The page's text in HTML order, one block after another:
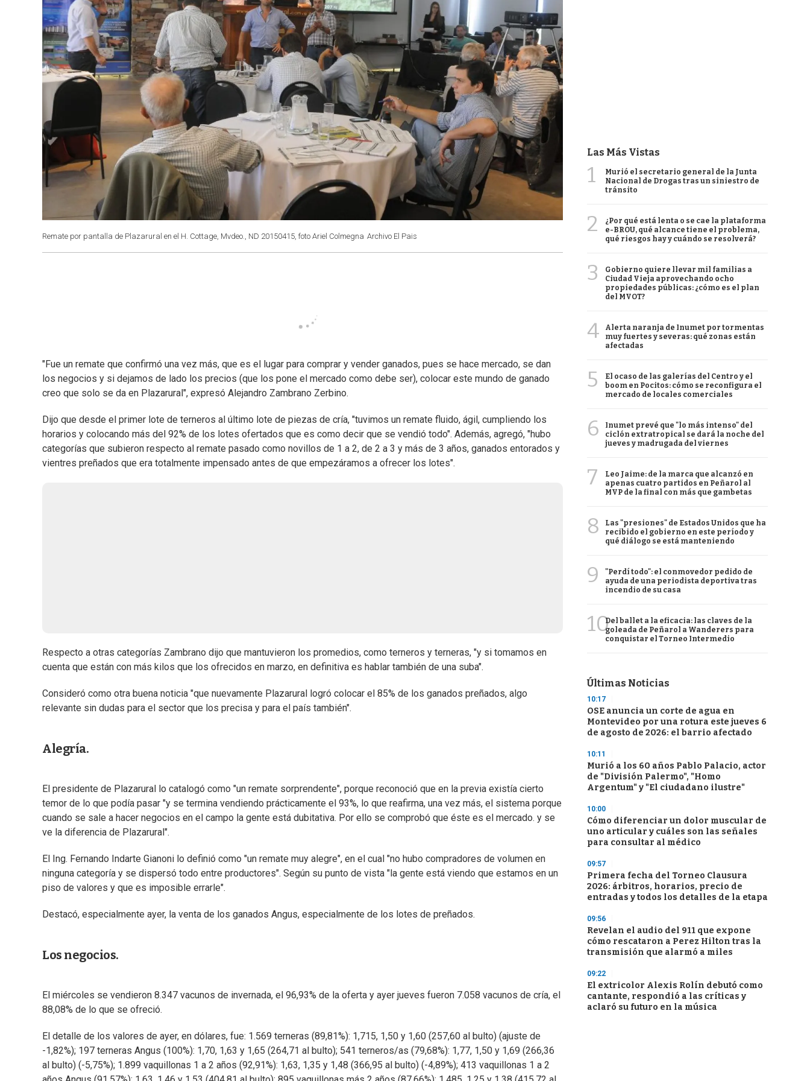
Remate por pantalla de Plazarural en el H. Cottage, Mvdeo., ND 20150415, foto Ariel Colmegna Archivo El Pais
"Fue un remate que confirmó una vez más, que es el lugar para comprar y vender ganados, pues se hace mercado, se dan
los negocios y si dejamos de lado los precios (que los pone el mercado como debe ser), colocar este mundo de ganado
creo que solo se da en Plazarural", expresó Alejandro Zambrano Zerbino.
Dijo que desde el primer lote de terneros al último lote de piezas de cría, "tuvimos un remate fluido, ágil, cumpliendo los
horarios y colocando más del 92% de los lotes ofertados que es como decir que se vendió todo". Además, agregó, "hubo
categorías que subieron respecto al remate pasado como novillos de 1 a 2, de 2 a 3 y más de 3 años, ganados entorados y
vientres preñados que era totalmente impensado antes de que empezáramos a ofrecer los lotes".
Respecto a otras categorías Zambrano dijo que mantuvieron los promedios, como terneros y terneras, "y si tomamos en
cuenta que están con más kilos que los ofrecidos en marzo, en definitiva es hablar también de una suba".
Consideró como otra buena noticia "que nuevamente Plazarural logró colocar el 85% de los ganados preñados, algo
relevante sin dudas para el sector que los precisa y para el país también".
Alegría.
El presidente de Plazarural lo catalogó como "un remate sorprendente", porque reconoció que en la previa existía cierto
temor de lo que podía pasar "y se termina vendiendo prácticamente el 93%, lo que reafirma, una vez más, el sistema porque
cuando se sale a hacer negocios en el campo la gente está dubitativa. Por ello se comprobó que éste es el mercado. y se
ve la diferencia de Plazarural".
El Ing. Fernando Indarte Gianoni lo definió como "un remate muy alegre", en el cual "no hubo compradores de volumen en
ninguna categoría y se dispersó todo entre productores". Según su punto de vista "la gente está viendo que estamos en un
piso de valores y que es imposible errarle".
Destacó, especialmente ayer, la venta de los ganados Angus, especialmente de los lotes de preñados.
Los negocios.
El miércoles se vendieron 8.347 vacunos de invernada, el 96,93% de la oferta y ayer jueves fueron 7.058 vacunos de cría, el
88,08% de lo que se ofreció.
El detalle de los valores de ayer, en dólares, fue: 1.569 terneras (89,81%): 1,715, 1,50 y 1,60 (257,60 al bulto) (ajuste de
-1,82%); 197 terneras Angus (100%): 1,70, 1,63 y 1,65 (264,71 al bulto); 541 terneros/as (79,68%): 1,77, 1,50 y 1,69 (266,36
al bulto) (-5,75%); 1.899 vaquillonas 1 a 2 años (92,91%): 1,63, 1,35 y 1,48 (366,95 al bulto) (-4,89%); 413 vaquillonas 1 a 2
Las Más Vistas
1
Murió el secretario general de la Junta
Nacional de Drogas tras un siniestro de
tránsito
2
¿Por qué está lenta o se cae la plataforma
e-BROU, qué alcance tiene el problema,
qué riesgos hay y cuándo se resolverá?
3
Gobierno quiere llevar mil familias a
Ciudad Vieja aprovechando ocho
propiedades públicas: ¿cómo es el plan
del MVOT?
4
Alerta naranja de Inumet por tormentas
muy fuertes y severas: qué zonas están
afectadas
5
El ocaso de las galerías del Centro y el
boom en Pocitos: cómo se reconfigura el
mercado de locales comerciales
6
Inumet prevé que "lo más intenso" del
ciclón extratropical se dará la noche del
jueves y madrugada del viernes
7
Leo Jaime: de la marca que alcanzó en
apenas cuatro partidos en Peñarol al
MVP de la final con más que gambetas
8
Las "presiones" de Estados Unidos que ha
recibido el gobierno en este período y
qué diálogo se está manteniendo
9
"Perdí todo": el conmovedor pedido de
ayuda de una periodista deportiva tras
incendio de su casa
10Del ballet a la eficacia: las claves de la
goleada de Peñarol a Wanderers para
conquistar el Torneo Intermedio
Últimas Noticias
10:17
OSE anuncia un corte de agua en
Montevideo por una rotura este jueves 6
de agosto de 2026: el barrio afectado
10:11
Murió a los 60 años Pablo Palacio, actor
de "División Palermo", "Homo
Argentum" y "El ciudadano ilustre"
10:00
Cómo diferenciar un dolor muscular de
uno articular y cuáles son las señales
para consultar al médico
09:57
Primera fecha del Torneo Clausura
2026: árbitros, horarios, precio de
entradas y todos los detalles de la etapa
09:56
Revelan el audio del 911 que expone
cómo rescataron a Perez Hilton tras la
transmisión que alarmó a miles
09:22
El extricolor Alexis Rolín debutó como
cantante, respondió a las críticas y
aclaró su futuro en la música